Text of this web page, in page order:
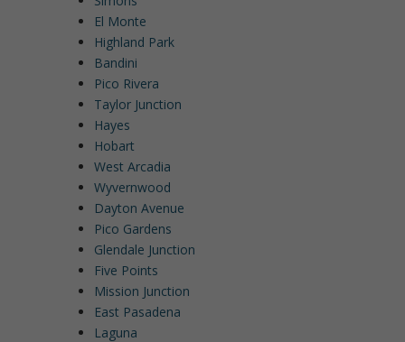
El Monte
Highland Park
Bandini
Pico Rivera
Taylor Junction
Hayes
Hobart
West Arcadia
Wyvernwood
Dayton Avenue
Pico Gardens
Glendale Junction
Five Points
Mission Junction
East Pasadena
Laguna